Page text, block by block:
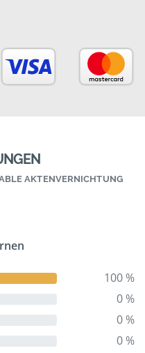
AKTENVERNICHTUNG
100 %
0 %
0 %
0 %